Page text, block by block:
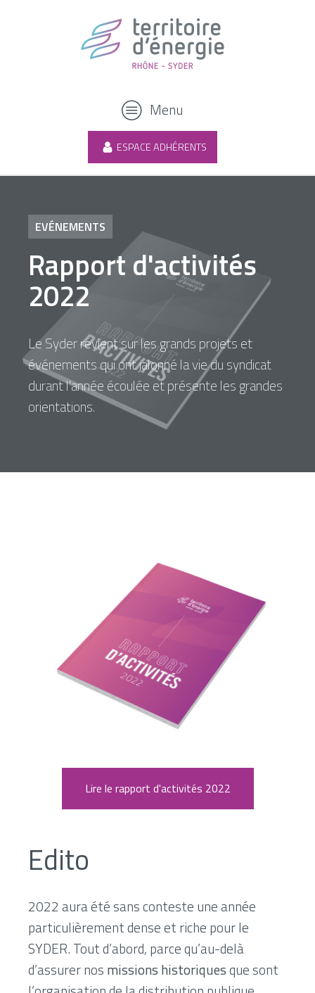
Menu
ESPACE ADHÉRENTS
EVÉNEMENTS
Rapport d'activités
2022
Le Syder revient sur les grands projets et
événements qui ont jalonné la vie du syndicat
durant l'année écoulée et présente les grandes
orientations.
Lire le rapport d'activités 2022
Edito
2022 aura été sans conteste une année
particulièrement dense et riche pour le
SYDER. Tout d’abord, parce qu’au-delà
d’assurer nos missions historiquesque sont